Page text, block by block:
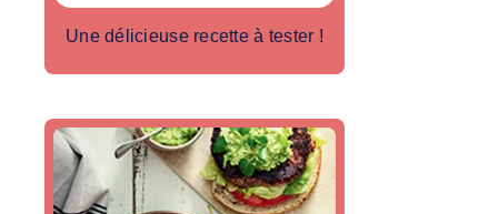
Une délicieuse recette à tester !